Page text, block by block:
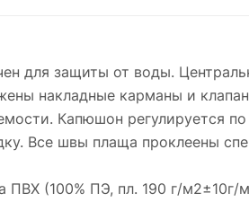
для защиты от воды.
накладные карманы и
Капюшон регулируется
Все швы плаща проклеены
ПВХ (100% ПЭ, пл. 190 г/м2±10г/